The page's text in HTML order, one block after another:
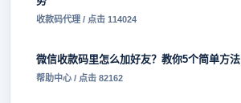
收款码代理 / 点击 114024
微信收款码里怎么加好友？教你5个简单方法
帮助中心 / 点击 82162